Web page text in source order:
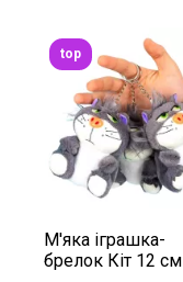
М'яка іграшка-
брелок Кіт 12 см
top